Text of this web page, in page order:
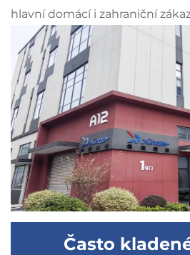
hlavní domácí i zahraniční
Často